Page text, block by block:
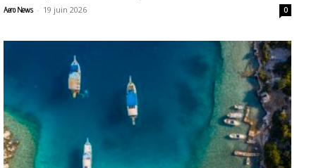
Aero News - 19 juin 2026 0